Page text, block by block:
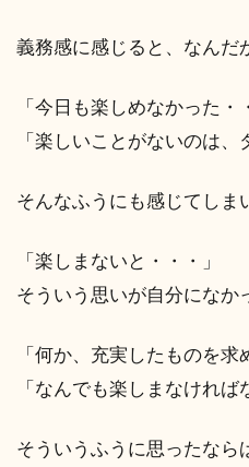
義務感に感じると、なんだ
「今日も楽しめなかった・
「楽しいことがないのは、
そんなふうにも感じてしま
「楽しまないと・・・」
そういう思いが自分になか
「何か、充実したものを求
「なんでも楽しまなければ
そういうふうに思ったなら